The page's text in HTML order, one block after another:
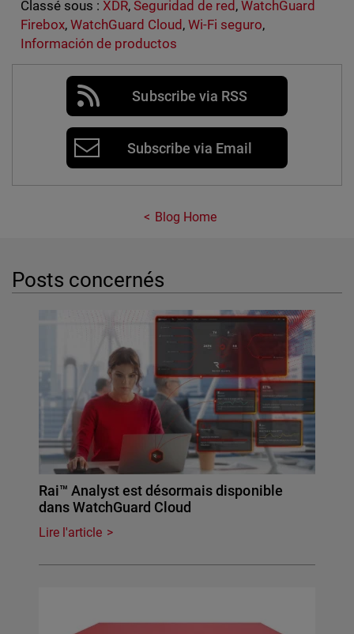
Classé sous : XDR, Seguridad de red,WatchGuard
Firebox, WatchGuard Cloud, Wi-Fi seguro,
Información de productos
Subscribe via RSS
Subscribe via Email
Blog Home
Posts concernés
Rai™ Analyst est désormais disponible
dans WatchGuard Cloud
Lire l'article